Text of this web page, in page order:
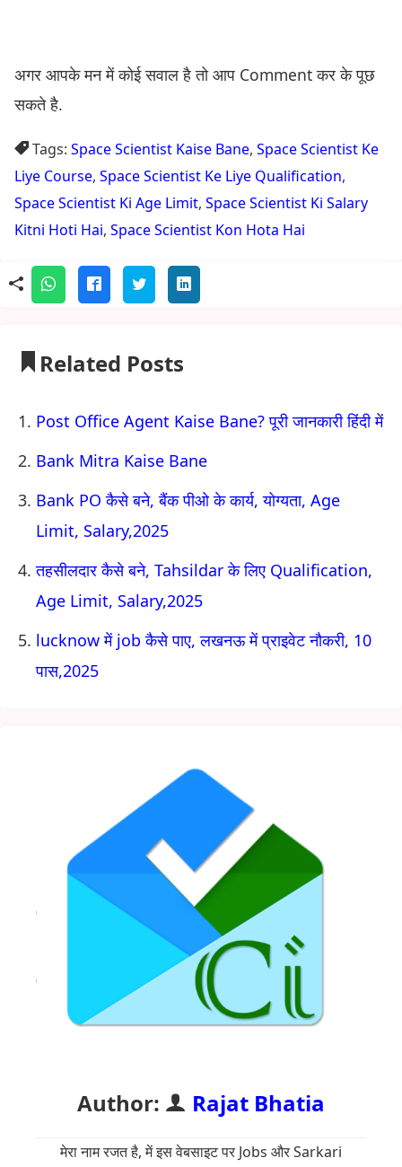
अगर आपके मन में कोई सवाल है तो आप Comment कर के पूछ
सकते है.
Tags: Space Scientist Kaise Bane, Space Scientist Ke
Liye Course, Space Scientist Ke Liye Qualification,
Space Scientist Ki Age Limit, Space Scientist Ki Salary
Kitni Hoti Hai, Space Scientist Kon Hota Hai
Related Posts
Post Office Agent Kaise Bane? पूरी जानकारी हिंदी में
Bank Mitra Kaise Bane
Bank PO कैसे बने, बैंक पीओ के कार्य, योग्यता, Age
Limit, Salary,2025
तहसीलदार कैसे बने, Tahsildar के लिए Qualification,
Age Limit, Salary,2025
lucknow में job कैसे पाए, लखनऊ में प्राइवेट नौकरी, 10
पास,2025
Author: Rajat Bhatia
मेरा नाम रजत है, में इस वेबसाइट पर Jobs और Sarkari